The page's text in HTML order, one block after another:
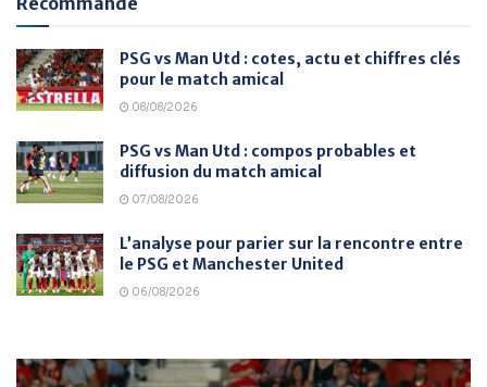
PSG vs Man Utd : cotes, actu et chiffres clés
pour le match amical
08/08/2026
PSG vs Man Utd : compos probables et
diffusion du match amical
07/08/2026
L’analyse pour parier sur la rencontre entre
le PSG et Manchester United
06/08/2026